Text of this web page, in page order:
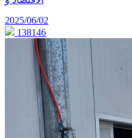
2025/06/02
138146